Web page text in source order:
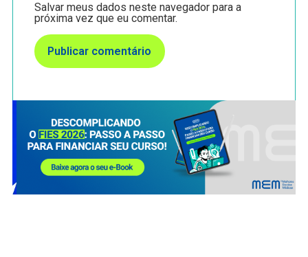
Salvar meus dados neste navegador para a
próxima vez que eu comentar.